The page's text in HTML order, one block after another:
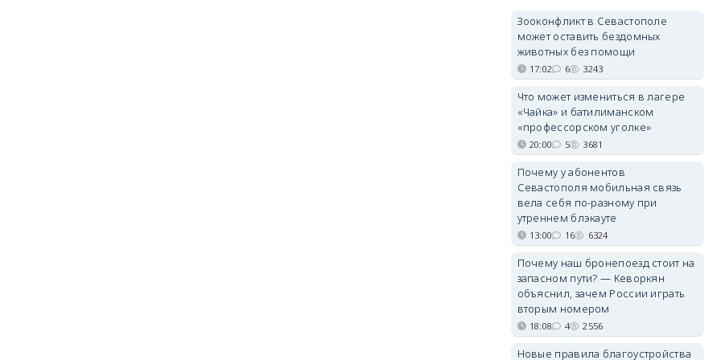
Зооконфликт в Севастополе
может оставить бездомных
животных без помощи
17:02 6 3243
Что может измениться в лагере
«Чайка» и батилиманском
«профессорском уголке»
20:00 5 3681
Почему у абонентов
Севастополя мобильная связь
вела себя по-разному при
утреннем блэкауте
13:00 16 6324
Почему наш бронепоезд стоит на
запасном пути? — Кеворкян
объяснил, зачем России играть
вторым номером
18:08 4 2556
Новые правила благоустройства